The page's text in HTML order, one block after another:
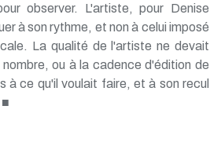
observer. L'artiste, pour Denise
à son rythme, et non à celui imposé
La qualité de l'artiste ne devait
ou à la cadence d'édition de
à ce qu'il voulait faire, et à son recul